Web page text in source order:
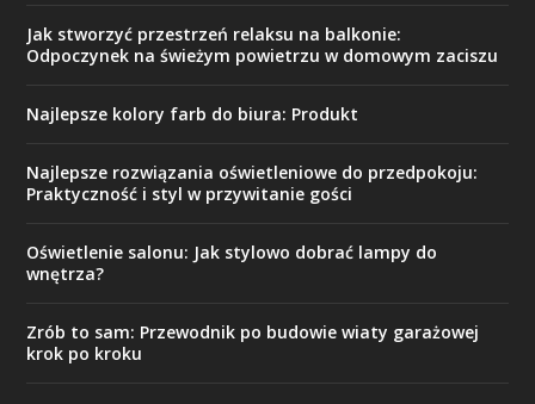
Jak stworzyć przestrzeń relaksu na balkonie:
Odpoczynek na świeżym powietrzu w domowym zaciszu
Najlepsze kolory farb do biura: Produkt
Najlepsze rozwiązania oświetleniowe do przedpokoju:
Praktyczność i styl w przywitanie gości
Oświetlenie salonu: Jak stylowo dobrać lampy do
wnętrza?
Zrób to sam: Przewodnik po budowie wiaty garażowej
krok po kroku